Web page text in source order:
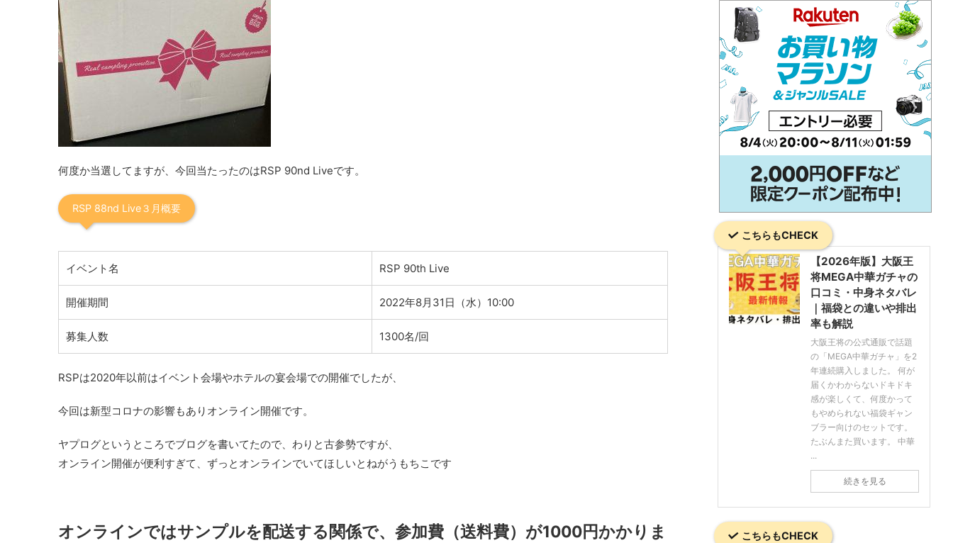
何度か当選してますが、今回当たったのはRSP 90nd Liveです。
RSP 88nd Live３月概要
イベント名 RSP 90th Live
開催期間 2022年8月31日（水）10:00
募集人数 1300名/回
RSPは2020年以前はイベント会場やホテルの宴会場での開催でしたが、
今回は新型コロナの影響もありオンライン開催です。
ヤプログというところでブログを書いてたので、わりと古参勢ですが、
オンライン開催が便利すぎて、ずっとオンラインでいてほしいとねがうもちこです
オンラインではサンプルを配送する関係で、参加費（送料費）が1000円かかりま
こちらもCHECK
【2026年版】大阪王
将MEGA中華ガチャの
口コミ・中身ネタバレ
｜福袋との違いや排出
率も解説
大阪王将の公式通販で話題
の「MEGA中華ガチャ」を2
年連続購入しました。 何が
届くかわからないドキドキ
感が楽しくて、何度かって
もやめられない福袋ギャン
ブラー向けのセットです。
たぶんまた買います。 中華
...
続きを見る
こちらもCHECK